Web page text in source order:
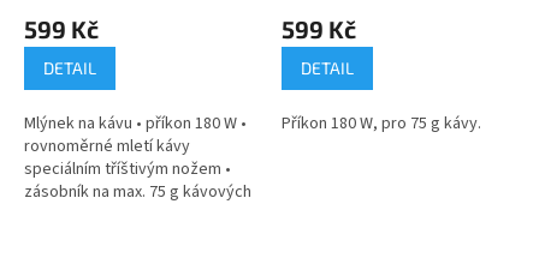
599 Kč
DETAIL
Mlýnek na kávu • příkon 180 W •
rovnoměrné mletí kávy
speciálním tříštivým nožem •
zásobník na max. 75 g kávových
599 Kč
DETAIL
Příkon 180 W, pro 75 g kávy.